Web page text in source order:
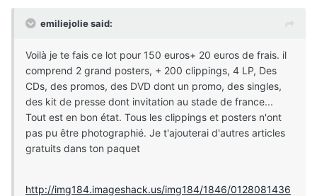
emiliejolie said:
Voilà je te fais ce lot pour 150 euros+ 20 euros de frais. il
comprend 2 grand posters, + 200 clippings, 4 LP, Des
CDs, des promos, des DVD dont un promo, des singles,
des kit de presse dont invitation au stade de france...
Tout est en bon état. Tous les clippings et posters n'ont
pas pu être photographié. Je t'ajouterai d'autres articles
gratuits dans ton paquet
http://img184.imageshack.us/img184/1846/0128081436